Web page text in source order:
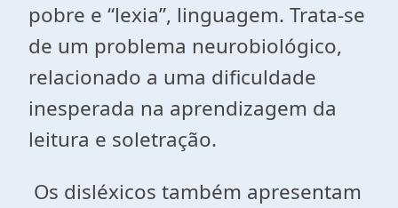
pobre e “lexia”, linguagem. Trata-se
de um problema neurobiológico,
relacionado a uma dificuldade
inesperada na aprendizagem da
leitura e soletração.
Os disléxicos também apresentam